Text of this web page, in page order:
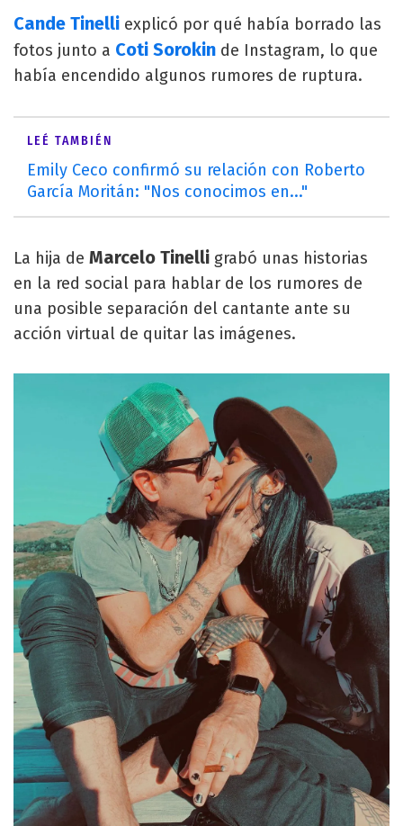
Cande Tinelli explicó por qué había borrado las
fotos junto a Coti Sorokin de Instagram, lo que
había encendido algunos rumores de ruptura.
LEÉ TAMBIÉN
Emily Ceco confirmó su relación con Roberto
García Moritán: "Nos conocimos en..."
La hija de Marcelo Tinelli grabó unas historias
en la red social para hablar de los rumores de
una posible separación del cantante ante su
acción virtual de quitar las imágenes.